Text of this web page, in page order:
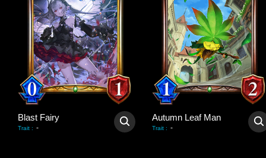
Blast Fairy
Trait : -
Autumn Leaf Man
Trait : -